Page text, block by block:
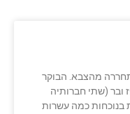
מהצבא. הבוקר
ובר (שתי חברותיה
בנוכחות כמה עשרות